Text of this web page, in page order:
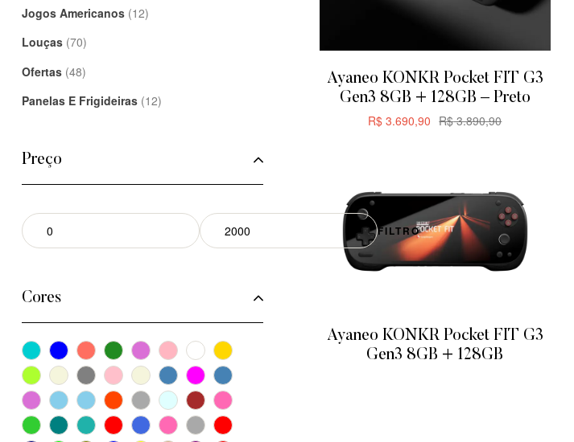
Ayaneo KONKR Pocket FIT G3
Gen3 8GB + 128GB – Preto
R$3.890,90
R$ 3.690,90
Ayaneo KONKR Pocket FIT G3
Gen3 8GB + 128GB
Jogos Americanos (12)
Louças (70)
Ofertas (48)
Panelas E Frigideiras (12)
Preço
FILTRO
Cores